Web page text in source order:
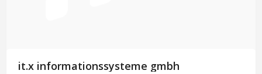
it.x informationssysteme gmbh